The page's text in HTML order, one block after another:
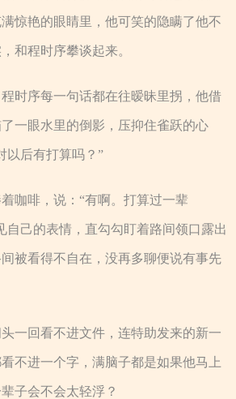
惊艳的眼睛里，他可笑的隐瞒了他不
和程时序攀谈起来。
时序每一句话都在往暧昧里拐，他借
一眼水里的倒影，压抑住雀跃的心
以后有打算吗？”
咖啡，说：“有啊。打算过一辈
自己的表情，直勾勾盯着路间领口露出
被看得不自在，没再多聊便说有事先
一回看不进文件，连特助发来的新一
不进一个字，满脑子都是如果他马上
子会不会太轻浮？